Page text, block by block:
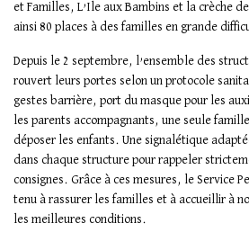
et Familles, L’Ile aux Bambins et la crèche
ainsi 80 places à des familles en grande
Depuis le 2 septembre, l’ensemble des
rouvert leurs portes selon un protocole
gestes barrière, port du masque pour les
les parents accompagnants, une seule
déposer les enfants. Une signalétique
dans chaque structure pour rappeler
consignes. Grâce à ces mesures, le Service
tenu à rassurer les familles et à accueillir à
les meilleures conditions.